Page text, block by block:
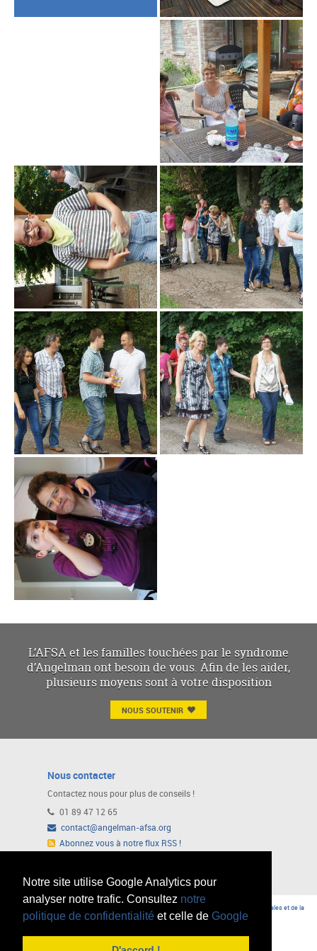
Notre site utilise Google Analytics pour
analyser notre trafic. Consultez notre
politique de confidentialité et celle de Google
L’AFSA et les familles touchées par le syndrome
d’Angelman ont besoin de vous. Afin de les aider,
plusieurs moyens sont à votre disposition
NOUS SOUTENIR
Nous contacter
Contactez nous pour plus de conseils !
01 89 47 12 65
contact@angelman-afsa.org
Abonnez vous à notre flux RSS !
© AFSA 2015 -
L'AFSA a reçu l'Agrément du Ministère des Affaires Sociales et de la
Santé